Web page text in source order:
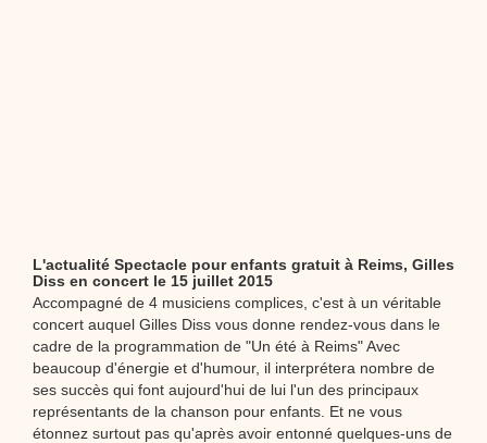
L'actualité Spectacle pour enfants gratuit à Reims, Gilles
Diss en concert le 15 juillet 2015
Accompagné de 4 musiciens complices, c'est à un véritable
concert auquel Gilles Diss vous donne rendez-vous dans le
cadre de la programmation de "Un été à Reims" Avec
beaucoup d'énergie et d'humour, il interprétera nombre de
ses succès qui font aujourd'hui de lui l'un des principaux
représentants de la chanson pour enfants. Et ne vous
étonnez surtout pas qu'après avoir entonné quelques-uns de